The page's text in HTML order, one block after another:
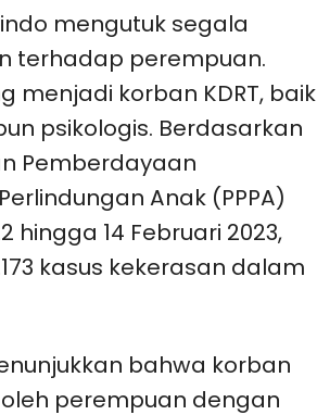
mengutuk segala
terhadap perempuan.
menjadi korban KDRT, baik
psikologis. Berdasarkan
Pemberdayaan
Anak (PPPA)
hingga 14 Februari 2023,
kasus kekerasan dalam
bahwa korban
oleh perempuan dengan